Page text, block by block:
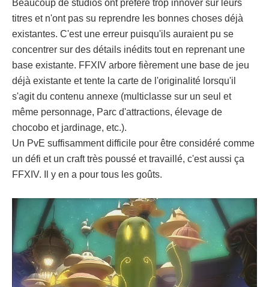
Beaucoup de studios ont préféré trop innover sur leurs
titres et n'ont pas su reprendre les bonnes choses déjà
existantes. C'est une erreur puisqu'ils auraient pu se
concentrer sur des détails inédits tout en reprenant une
base existante. FFXIV arbore fièrement une base de jeu
déjà existante et tente la carte de l'originalité lorsqu'il
s'agit du contenu annexe (multiclasse sur un seul et
même personnage, Parc d'attractions, élevage de
chocobo et jardinage, etc.).
Un PvE suffisamment difficile pour être considéré comme
un défi et un craft très poussé et travaillé, c'est aussi ça
FFXIV. Il y en a pour tous les goûts.